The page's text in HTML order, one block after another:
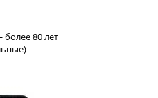
80 лет